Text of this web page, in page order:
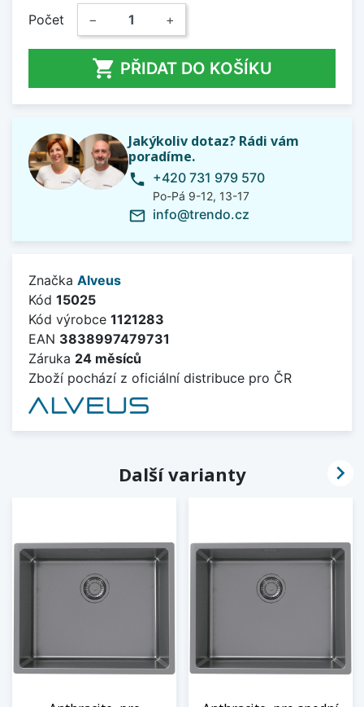
Počet − +
 PŘIDAT DO KOŠÍKU
Jakýkoliv dotaz? Rádi vám
poradíme.
phone +420 731 979 570
Po-Pá 9-12, 13-17
mail_outline info@trendo.cz
Značka Alveus
Kód 15025
Kód výrobce 1121283
EAN 3838997479731
Záruka 24 měsíců
Zboží pochází z oficiální distribuce pro ČR
Další varianty 